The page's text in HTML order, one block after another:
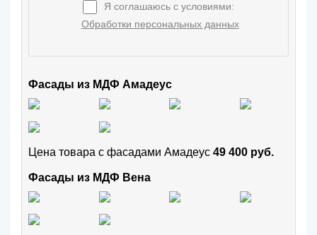
Я соглашаюсь с условиями:
Обработки персональных данных
Фасады из МДФ Амадеус
Цена товара с фасадами Амадеус 49 400 руб.
Фасады из МДФ Вена